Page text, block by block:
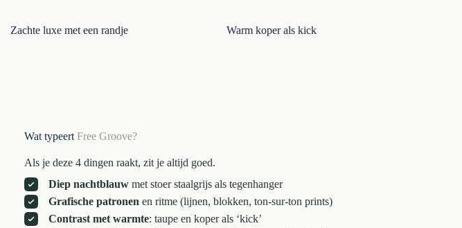
Zachte luxe met een randje Warm koper als kick
Wat typeert Free Groove?
Als je deze 4 dingen raakt, zit je altijd goed.
Diep nachtblauw met stoer staalgrijs als tegenhanger
Grafische patronen en ritme (lijnen, blokken, ton-sur-ton prints)
Contrast met warmte: taupe en koper als ‘kick’